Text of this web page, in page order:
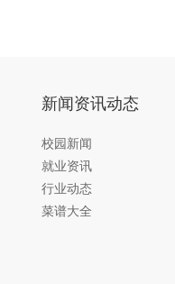
新闻资讯动态
校园新闻
就业资讯
行业动态
菜谱大全